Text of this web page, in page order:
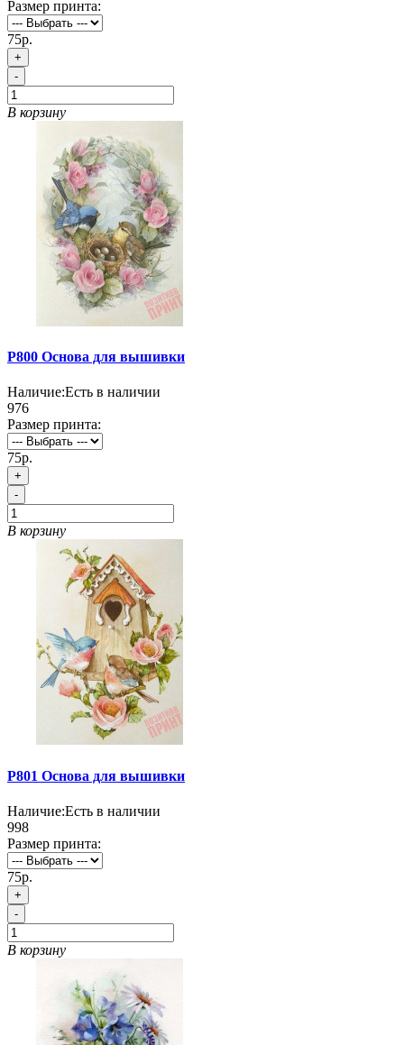
Размер принта:
75р.
+
-
В корзину
P800 Основа для вышивки
Наличие:Есть в наличии
976
Размер принта:
75р.
+
-
В корзину
P801 Основа для вышивки
Наличие:Есть в наличии
998
Размер принта:
75р.
+
-
В корзину